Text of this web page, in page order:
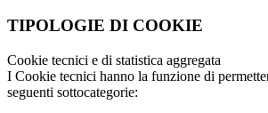
TIPOLOGIE DI COOKIE
Cookie tecnici e di statistica aggregata
I Cookie tecnici hanno la funzione di
seguenti sottocategorie: